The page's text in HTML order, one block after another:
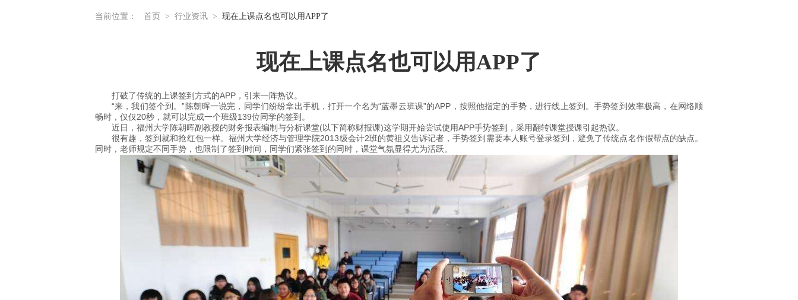
当前位置： 首页 > 行业资讯 > 现在上课点名也可以用APP了
现在上课点名也可以用APP了
打破了传统的上课签到方式的APP，引来一阵热议。
“来，我们签个到。”陈朝晖一说完，同学们纷纷拿出手机，打开一个名为“蓝墨云班课”的APP，按照他指定的手势，进行线上签到。手势签到效率极高，在网络顺
畅时，仅仅20秒，就可以完成一个班级139位同学的签到。
近日，福州大学陈朝晖副教授的财务报表编制与分析课堂(以下简称财报课)这学期开始尝试使用APP手势签到，采用翻转课堂授课引起热议。
很有趣，签到就和抢红包一样。福州大学经济与管理学院2013级会计2班的黄祖义告诉记者，手势签到需要本人账号登录签到，避免了传统点名作假帮点的缺点。
同时，老师规定不同手势，也限制了签到时间，同学们紧张签到的同时，课堂气氛显得尤为活跃。